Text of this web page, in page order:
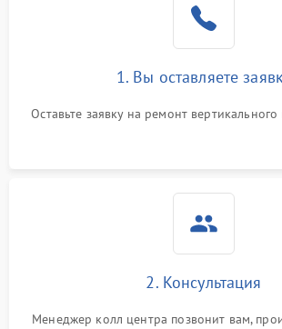
1. Вы оставляете
Оставьте заявку на ремонт
2. Консультация
Менеджер колл центра позвонит вам,